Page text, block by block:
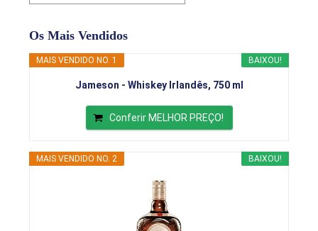
Os Mais Vendidos
BAIXOU!
MAIS VENDIDO NO. 1
Jameson - Whiskey Irlandês, 750 ml
Conferir MELHOR PREÇO!
BAIXOU!
MAIS VENDIDO NO. 2